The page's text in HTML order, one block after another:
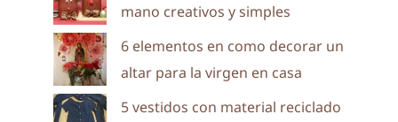
mano creativos y simples
6 elementos en como decorar un
altar para la virgen en casa
5 vestidos con material reciclado